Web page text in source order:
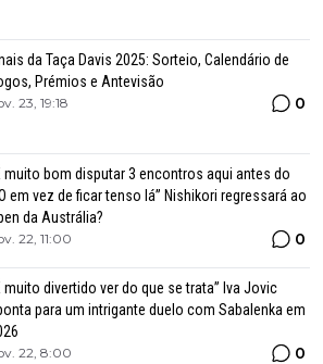
da Taça Davis 2025: Sorteio, Calendário de
Prémios e Antevisão
23, 19:18 0
muito bom disputar 3 encontros aqui antes do
em vez de ficar tenso lá” Nishikori regressará ao
da Austrália?
22, 11:00 0
muito divertido ver do que se trata” Iva Jovic
para um intrigante duelo com Sabalenka em
22, 8:00 0